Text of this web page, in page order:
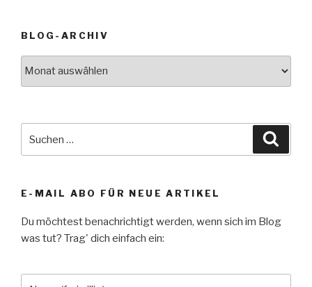
BLOG-ARCHIV
nach:
E-MAIL ABO FÜR NEUE ARTIKEL
Du möchtest benachrichtigt werden, wenn sich im Blog
was tut? Trag' dich einfach ein: